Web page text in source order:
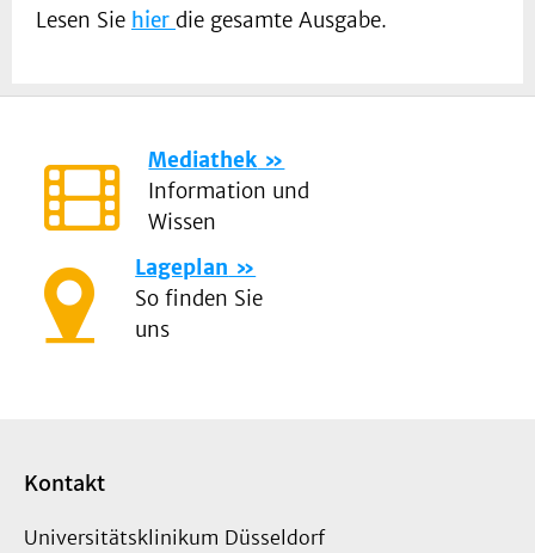
Lesen Sie hier die gesamte Ausgabe.
Mediathek
Information und
Wissen
Lageplan
So finden Sie
uns
Kontakt
Universitätsklinikum Düsseldorf